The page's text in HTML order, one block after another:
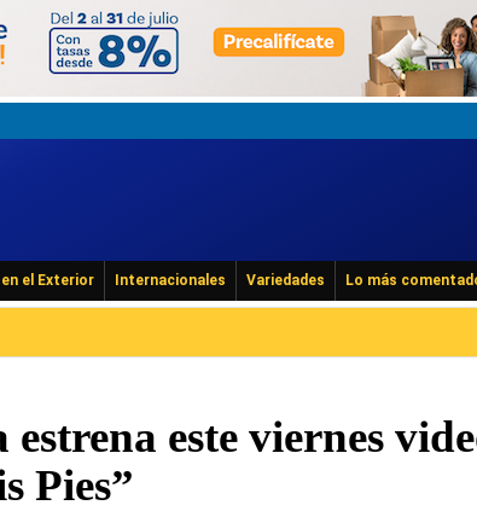
el Exterior Internacionales Variedades Lo más
este viernes
Pies”